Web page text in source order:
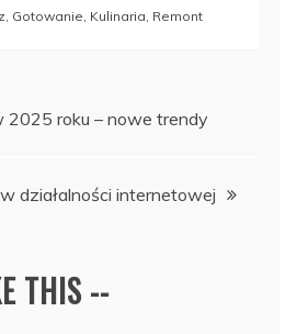
Gotowanie Kulinaria Remont
2025 roku – nowe trendy
działalności internetowej
THIS --